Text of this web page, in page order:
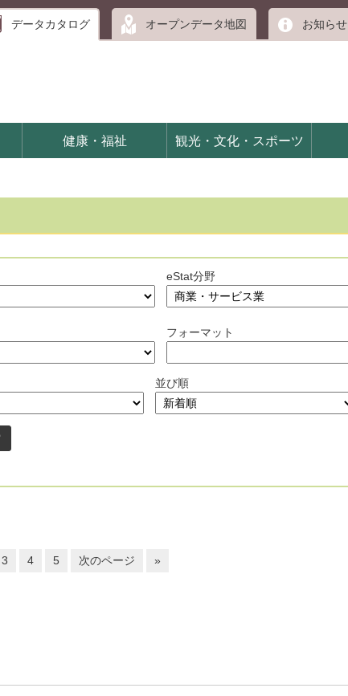
データカタログ オープンデータ地図 お知らせ
健康・福祉 観光・文化・スポーツ
eStat分野
フォーマット
並び順
3 4 5 次のページ »